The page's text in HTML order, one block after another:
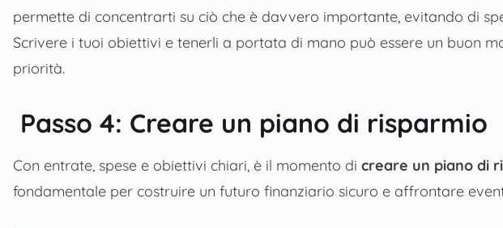
permette di concentrarti su ciò che è davvero importante, evitando di
Scrivere i tuoi obiettivi e tenerli a portata di mano può essere un buon
priorità.
Passo 4: Creare un piano di risparmio
Con entrate, spese e obiettivi chiari, è il momento di creare un piano di
fondamentale per costruire un futuro finanziario sicuro e affrontare